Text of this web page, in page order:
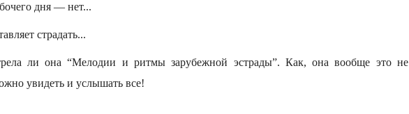
дня — нет...
страдать...
ли она “Мелодии и ритмы зарубежной эстрады”. Как, она вообще это не
увидеть и услышать все!